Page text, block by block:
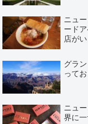
ニュ
ード
店が
グラ
って
ニュ
界に